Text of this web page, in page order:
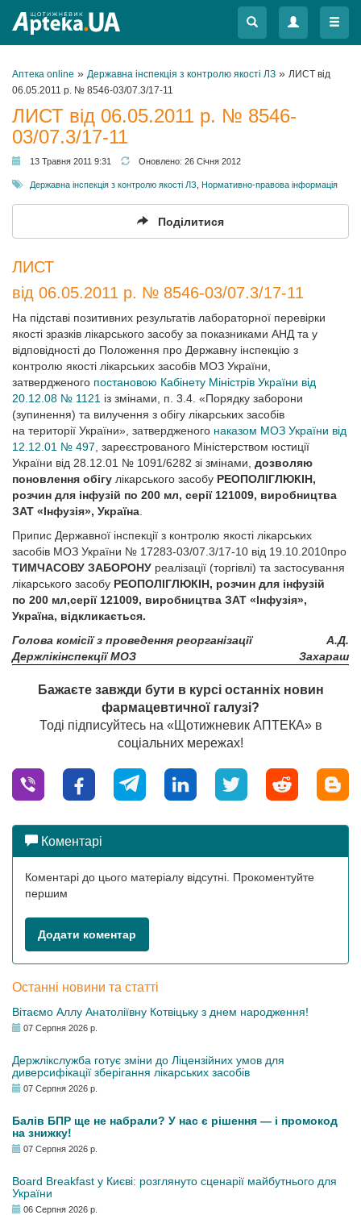
Меню
Меню
Аптека online » Державна інспекція з контролю якості ЛЗ » ЛИСТ від
06.05.2011 р. № 8546-03/07.3/17-11
ЛИСТ від 06.05.2011 р. № 8546-
03/07.3/17-11
13 Травня 2011 9:31 Оновлено: 26 Січня 2012
Державна інспекція з контролю якості ЛЗ Нормативно-правова інформація
Поділитися
ЛИСТ
від 06.05.2011 р. № 8546-03/07.3/17-11
На підставі позитивних результатів лабораторної перевірки
якості зразків лікарського засобу за показниками АНД та у
відповідності до Положення про Державну інспекцію з
контролю якості лікарських засобів МОЗ України,
затвердженого постановою Кабінету Міністрів України від
20.12.08 № 1121 із змінами, п. 3.4. «Порядку заборони
(зупинення) та вилучення з обігу лікарських засобів
на території України», затвердженого наказом МОЗ України від
12.12.01 № 497 , зареєстрованого Міністерством юстиції
України від 28.12.01 № 1091/6282 зі змінами, дозволяю
поновлення обігу лікарського засобу РЕОПОЛІГЛЮКІН,
розчин для інфузій по 200 мл, серії 121009, виробництва
ЗАТ «Інфузія», Україна
Припис Державної інспекції з контролю якості лікарських
засобів МОЗ України № 17283-03/07.3/17-10 від 19.10.2010про
ТИМЧАСОВУ ЗАБОРОНУ реалізації (торгівлі) та застосування
лікарського засобу РЕОПОЛІГЛЮКІН, розчин для інфузій
по 200 мл,серії 121009, виробництва ЗАТ «Інфузія»,
Україна, відкликається.
Голова комісії з проведення реорганізації
Держлікінспекції МОЗ
А.Д.
Захараш
Бажаєте завжди бути в курсі останніх новин
фармацевтичної галузі?
Тоді підписуйтесь на «Щотижневик АПТЕКА» в
соціальних мережах!
Коментарі
Коментарі до цього матеріалу відсутні. Прокоментуйте
першим
Додати коментар
Останні новини та статті
Вітаємо Аллу Анатоліївну Котвіцьку з днем народження!
07 Серпня 2026 р.
Держлікслужба готує зміни до Ліцензійних умов для
диверсифікації зберігання лікарських засобів
07 Серпня 2026 р.
Балів БПР ще не набрали? У нас є рішення — і промокод
на знижку!
07 Серпня 2026 р.
Board Breakfast у Києві: розглянуто сценарії майбутнього для
України
06 Серпня 2026 р.